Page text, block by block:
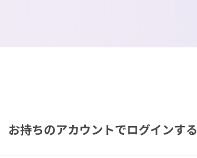
お持ちのアカウントでログインする